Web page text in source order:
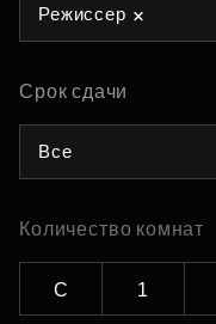
Режиссер
Срок сдачи
Все
Количество комнат
С 1